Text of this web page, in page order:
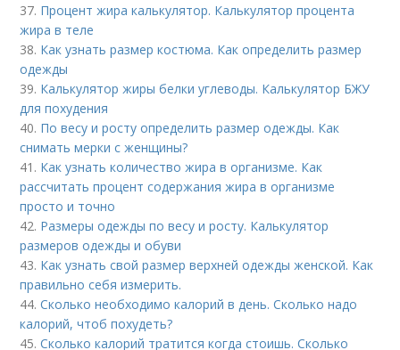
37. Процент жира калькулятор. Калькулятор процента
жира в теле
38. Как узнать размер костюма. Как определить размер
одежды
39. Калькулятор жиры белки углеводы. Калькулятор БЖУ
для похудения
40. По весу и росту определить размер одежды. Как
снимать мерки с женщины?
41. Как узнать количество жира в организме. Как
рассчитать процент содержания жира в организме
просто и точно
42. Размеры одежды по весу и росту. Калькулятор
размеров одежды и обуви
43. Как узнать свой размер верхней одежды женской. Как
правильно себя измерить.
44.Сколько необходимо калорий в день. Сколько надо
калорий, чтоб похудеть?
45.Сколько калорий тратится когда стоишь. Сколько